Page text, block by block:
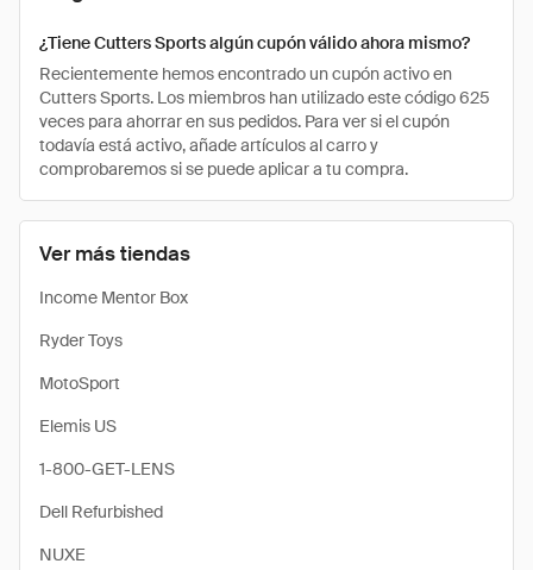
Ver más tiendas
Income Mentor Box
Ryder Toys
MotoSport
Elemis US
1-800-GET-LENS
Dell Refurbished
NUXE
¿Tiene Cutters Sports algún cupón válido ahora mismo?
Recientemente hemos encontrado un cupón activo en
Cutters Sports. Los miembros han utilizado este código 625
veces para ahorrar en sus pedidos. Para ver si el cupón
todavía está activo, añade artículos al carro y
comprobaremos si se puede aplicar a tu compra.